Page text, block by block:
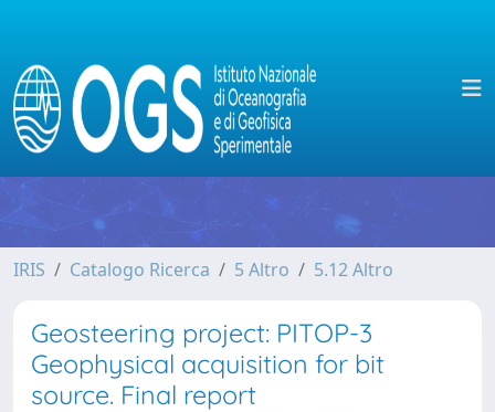
IRIS Catalogo Ricerca 5 Altro 5.12 Altro
Geosteering project: PITOP-3
Geophysical acquisition for bit
source. Final report